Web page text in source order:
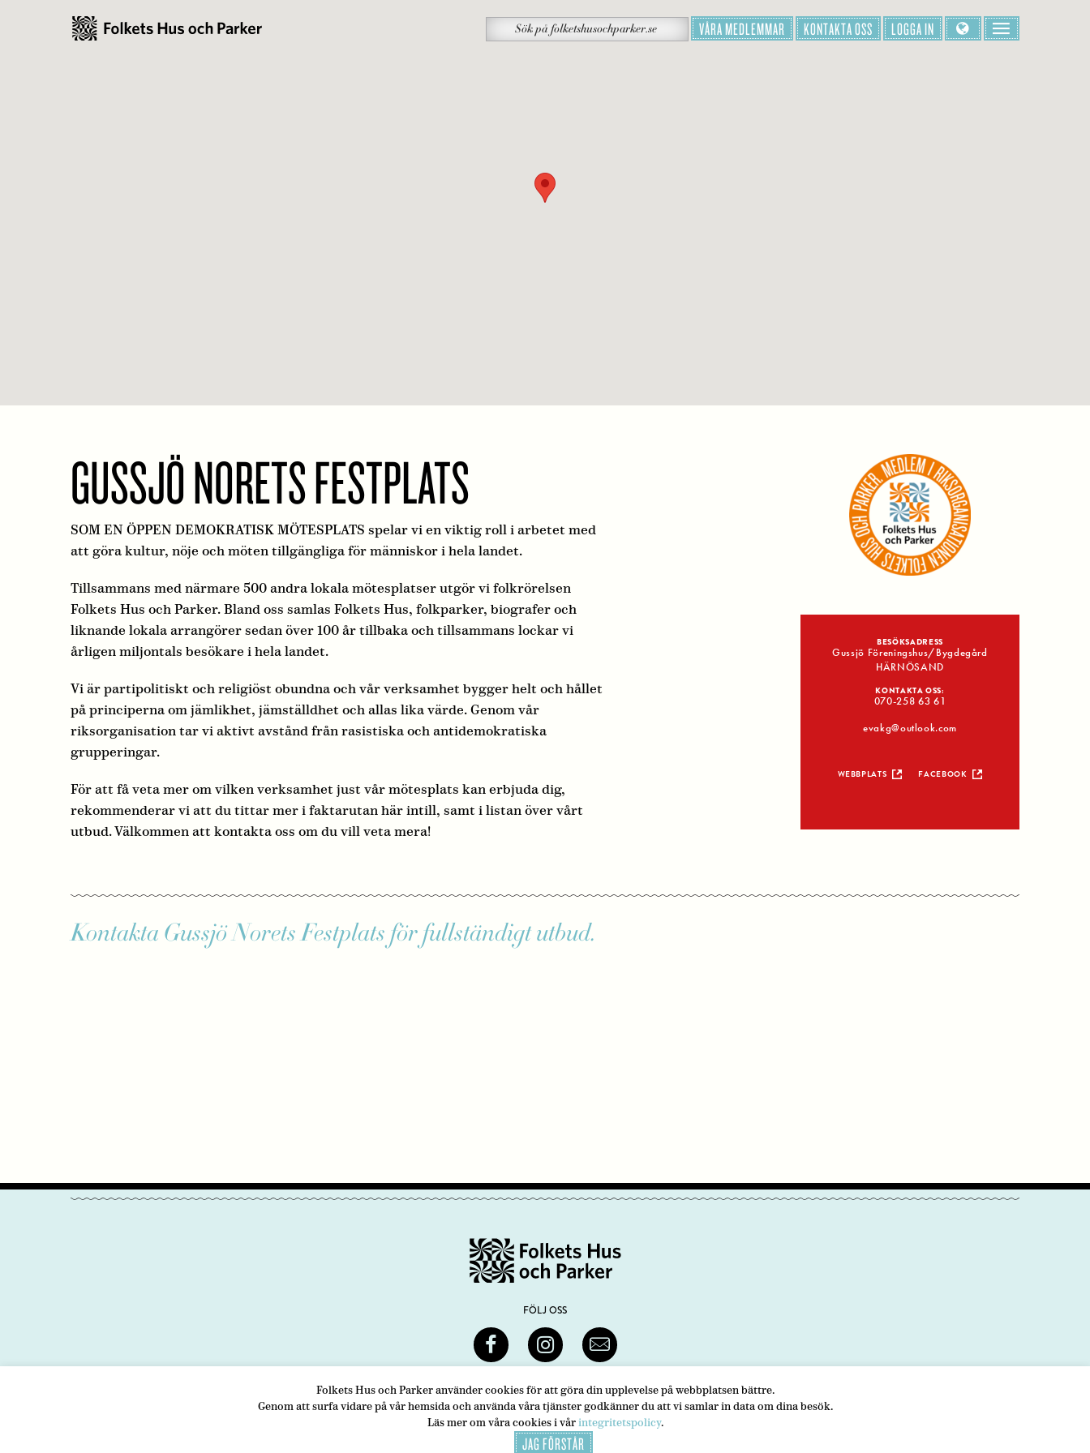
Folkets Hus och Parker använder cookies för att göra din upplevelse på webbplatsen bättre.
Genom att surfa vidare på vår hemsida och använda våra tjänster godkänner du att vi samlar in data om dina besök.
Läs mer om våra cookies i vårintegritetspolicy.
JAG FÖRSTÅR
på
Sök VÅRA MEDLEMMAR KONTAKTA OSS LOGGA IN
GUSSJÖ NORETS FESTPLATS
SOM EN ÖPPEN DEMOKRATISK MÖTESPLATS spelar vi en viktig roll i arbetet med
att göra kultur, nöje och möten tillgängliga för människor i hela landet.
Tillsammans med närmare 500 andra lokala mötesplatser utgör vi folkrörelsen
Folkets Hus och Parker. Bland oss samlas Folkets Hus, folkparker, biografer och
liknande lokala arrangörer sedan över 100 år tillbaka och tillsammans lockar vi
årligen miljontals besökare i hela landet.
Vi är partipolitiskt och religiöst obundna och vår verksamhet bygger helt och hållet
på principerna om jämlikhet, jämställdhet och allas lika värde. Genom vår
riksorganisation tar vi aktivt avstånd från rasistiska och antidemokratiska
grupperingar.
För att få veta mer om vilken verksamhet just vår mötesplats kan erbjuda dig,
rekommenderar vi att du tittar mer i faktarutan här intill, samt i listan över vårt
utbud. Välkommen att kontakta oss om du vill veta mera!
BESÖKSADRESS
Gussjö Föreningshus/Bygdegård
HÄRNÖSAND
KONTAKTA OSS:
070-258 63 61
evakg@outlook.com
WEBBPLATS FACEBOOK
Kontakta Gussjö Norets Festplats för fullständigt utbud.
FÖLJ OSS
VÅRA MEDLEMMAR INTEGRITETSPOLICY PRESS KONTAKTA OSS
Swedenborgsgatan 1 118 48 Stockholm